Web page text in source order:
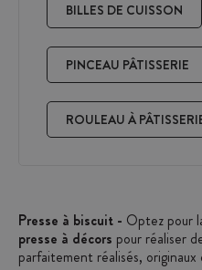
BILLES DE CUISSON
PINCEAU PÂTISSERIE
ROULEAU À
Presse à biscuit - Optez pour
presse à décors pour réaliser
parfaitement réalisés, originaux